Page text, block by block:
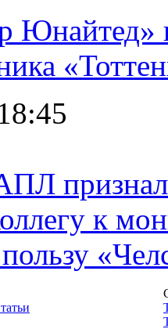
Юнайтед»
к